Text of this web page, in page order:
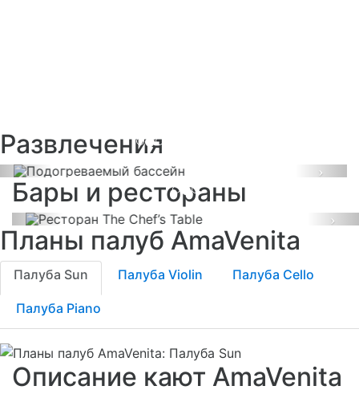
Развлечения
Previous Next
Бары и рестораны
Ресторан The Chef’s
Table
Previous
Планы палуб AmaVenita
Палуба Sun Палуба Violin Палуба Cello
Палуба Piano
Описание кают AmaVenita